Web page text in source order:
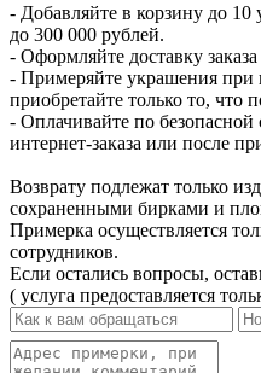
- Добавляйте в корзину до
до 300 000 рублей.
- Оформляйте доставку
- Примеряйте украшения при
приобретайте только то, что
- Оплачивайте по
интернет-заказа или после
Возврату подлежат только
сохраненными бирками и
Примерка осуществляется
сотрудников.
Если остались вопросы,
( услуга предоставляется